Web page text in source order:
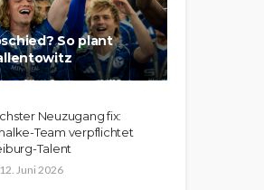
So plant
Neuzugang fix:
Team verpflichtet
Talent
12. Juni 2026